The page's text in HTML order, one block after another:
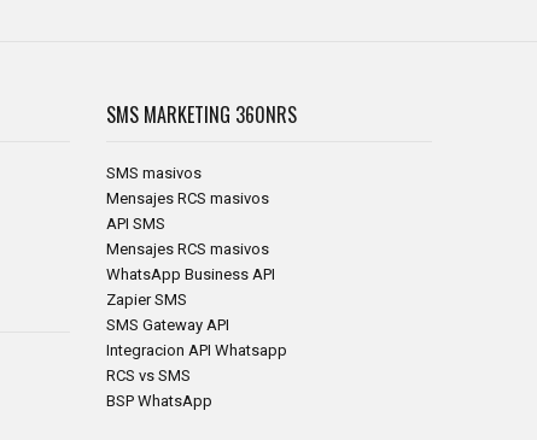
SMS MARKETING 360NRS
SMS masivos
Mensajes RCS masivos
API SMS
Mensajes RCS masivos
WhatsApp Business API
Zapier SMS
SMS Gateway API
Integracion API Whatsapp
RCS vs SMS
BSP WhatsApp